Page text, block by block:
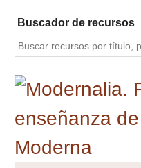
contenido
principal
Buscador de recursos